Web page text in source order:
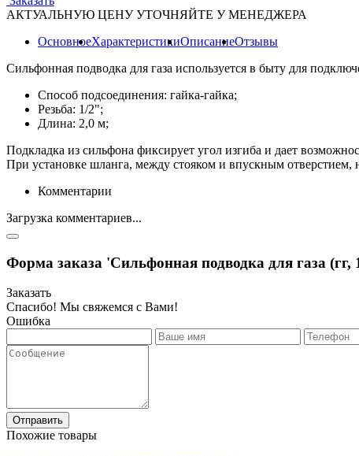
АКТУАЛЬНУЮ ЦЕНУ УТОЧНЯЙТЕ У МЕНЕДЖЕРА
ОсновноеХарактеристикиОписаниеОтзывы
Сильфонная подводка для газа используется в быту для
Способ подсоединения: гайка-гайка;
Резьба: 1/2";
Длина: 2,0 м;
Подкладка из сильфона фиксирует угол изгиба и дает
При установке шланга, между стояком и впускным отверстием,
Комментарии
Загрузка комментариев...
Форма заказа 'Сильфонная подводка для газа (гг,
Заказать
Спасибо! Мы свяжемся с Вами!
Ошибка
Отправить
Похожие товары